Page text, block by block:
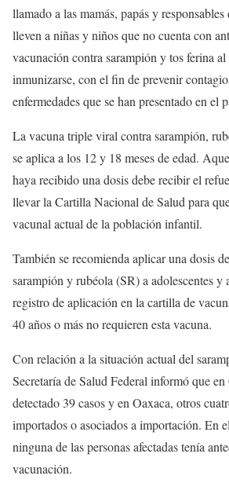
llamado a las mamás, papás y
lleven a niñas y niños que no cuenta con
vacunación contra sarampión y tos ferina
inmunizarse, con el fin de prevenir
enfermedades que se han presentado en el
La vacuna triple viral contra sarampión,
se aplica a los 12 y 18 meses de edad.
haya recibido una dosis debe recibir el
llevar la Cartilla Nacional de Salud para
vacunal actual de la población infantil.
También se recomienda aplicar una dosis
sarampión y rubéola (SR) a adolescentes y
registro de aplicación en la cartilla de
40 años o más no requieren esta vacuna.
Con relación a la situación actual del
Secretaría de Salud Federal informó que
detectado 39 casos y en Oaxaca, otros
importados o asociados a importación. En
ninguna de las personas afectadas tenía
vacunación.